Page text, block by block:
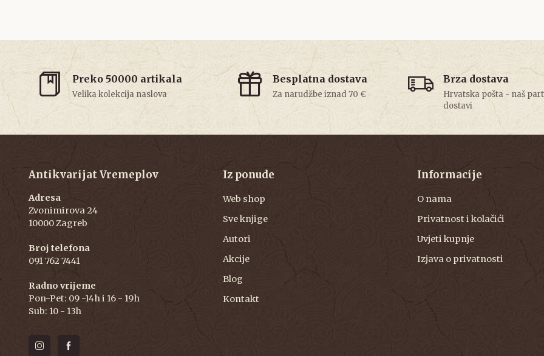
Preko 50000 artikala
Velika kolekcija naslova
Besplatna dostava
Za narudžbe iznad 70 €
Brza dostava
Hrvatska pošta - naš
dostavi
Antikvarijat Vremeplov
Adresa
Zvonimirova 24
10000 Zagreb
Broj telefona
091 762 7441
Radno vrijeme
Pon-Pet: 09 -14h i 16 - 19h
Sub: 10 - 13h
Iz ponude
Web shop
Sve knjige
Autori
Akcije
Blog
Kontakt
Informacije
O nama
Privatnost i kolačići
Uvjeti kupnje
Izjava o privatnosti